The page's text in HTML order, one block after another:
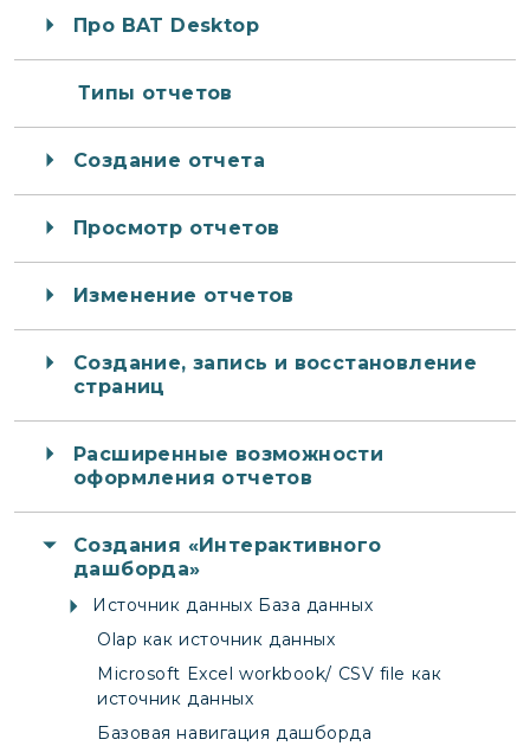
Про BAT Desktop
Типы отчетов
Создание отчета
Просмотр отчетов
Изменение отчетов
Создание, запись и восстановление
страниц
Расширенные возможности
оформления отчетов
Создания «Интерактивного
дашборда»
Источник данных База данных
Olap как источник данных
Microsoft Excel workbook/ CSV file как
источник данных
Базовая навигация дашборда